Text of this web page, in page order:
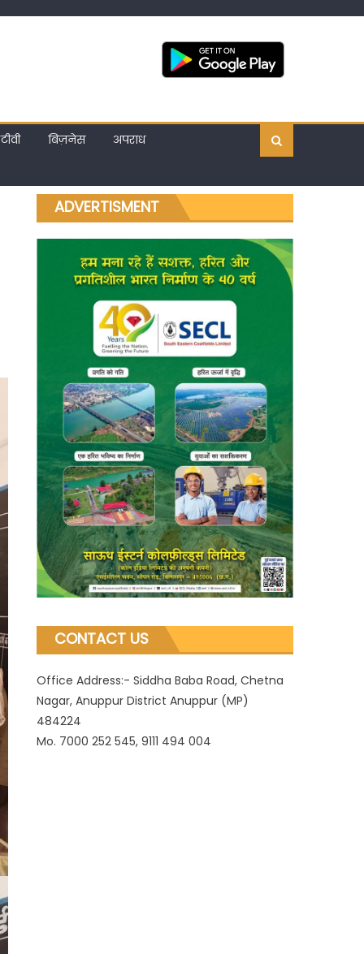
बिज़नेस अपराध
ADVERTISMENT
CONTACT US
Office Address:- Siddha Baba Road, Chetna
Nagar, Anuppur District Anuppur (MP)
484224
Mo. 7000 252 545, 9111 494 004